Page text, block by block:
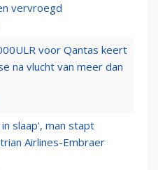
vervroegd
voor Qantas keert
na vlucht van meer dan
slaap’, man stapt
Airlines-Embraer